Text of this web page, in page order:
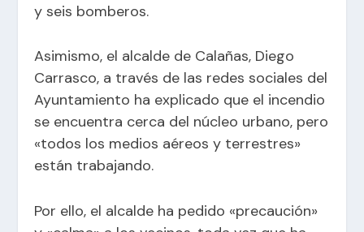
y seis bomberos.
Asimismo, el alcalde de Calañas, Diego
Carrasco, a través de las redes sociales del
Ayuntamiento ha explicado que el incendio
se encuentra cerca del núcleo urbano, pero
«todos los medios aéreos y terrestres»
están trabajando.
Por ello, el alcalde ha pedido «precaución»